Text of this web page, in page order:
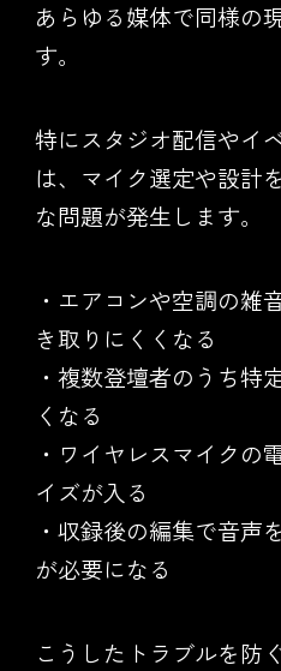
あらゆる媒体で同様の
す。
特にスタジオ配信やイ
は、マイク選定や設計
な問題が発生します。
・エアコンや空調の雑
き取りにくくなる
・複数登壇者のうち特
くなる
・ワイヤレスマイクの
イズが入る
・収録後の編集で音声
が必要になる
こうしたトラブルを防